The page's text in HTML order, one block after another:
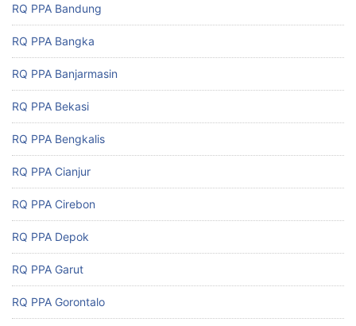
RQ PPA Bandung
RQ PPA Bangka
RQ PPA Banjarmasin
RQ PPA Bekasi
RQ PPA Bengkalis
RQ PPA Cianjur
RQ PPA Cirebon
RQ PPA Depok
RQ PPA Garut
RQ PPA Gorontalo